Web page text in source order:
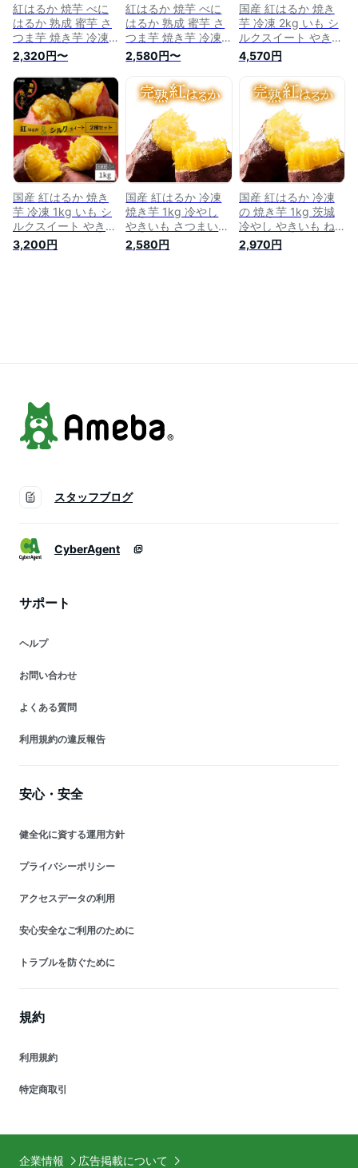
紅はるか 焼芋 べに
はるか 熟成 蜜芋 さ
つま芋 焼き芋 冷凍
甘い サツマイモ 2kg
2キロ 茨城県 茨城 国
産 薩摩芋 さつまい
も 冬は やきいも 夏
は アイス 冷 ヤキイ
モ 冷凍焼きいも お
芋 スイーツ 美味し
い 芋 おやつ 子供 お
いしい 健康 内祝い
送料無料
2,320円〜
紅はるか 焼芋 べに
はるか 熟成 蜜芋 さ
つま芋 焼き芋 冷凍
甘い サツマイモ 2kg
2キロ 茨城県 茨城 国
産 薩摩芋 さつまい
も 冬は やきいも 夏
は アイス 冷 ヤキイ
モ 冷凍焼きいも お
芋 スイーツ 美味し
い 芋 おやつ 子供 お
いしい 健康 送料無
料
2,580円〜
国産 紅はるか 焼き
芋 冷凍 2kg いも シ
ルクスイート やきい
も プレゼント さつ
まいも 無添加 茨城
県産 冷凍焼き芋 冷
凍焼きいも 冷やし焼
き芋 焼きいも さつ
まいもスイーツ 芋
スイーツ お菓子 さ
つま芋 和スイーツ
健康 贈り物 絶品 高
級 お取り寄せ 送料
無料 y-h-s*2kg
4,570円
国産 紅はるか 焼き
芋 冷凍 1kg いも シ
ルクスイート やきい
も プレゼント さつ
まいも 無添加 茨城
3,200円
国産 紅はるか 冷凍
焼き芋 1kg 冷やし
やきいも さつまいも
無添加 茨城県産 べ
にはるか 冷凍焼き芋
2,580円
国産 紅はるか 冷凍
の 焼き芋 1kg 茨城
冷やし やきいも ね
っとり さつまいも
無添加 茨城県産 冷
2,970円
スタッフブログ
CyberAgent
サポート
ヘルプ
お問い合わせ
よくある質問
利用規約の違反報告
安心・安全
健全化に資する運用方針
プライバシーポリシー
アクセスデータの利用
安心安全なご利用のために
トラブルを防ぐために
規約
利用規約
特定商取引
企業情報 広告掲載について